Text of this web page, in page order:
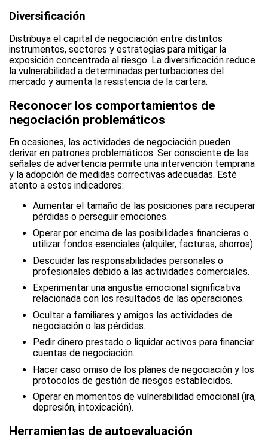
Diversificación
Distribuya el capital de negociación entre distintos
instrumentos, sectores y estrategias para mitigar la
exposición concentrada al riesgo. La diversificación reduce
la vulnerabilidad a determinadas perturbaciones del
mercado y aumenta la resistencia de la cartera.
Reconocer los comportamientos de
negociación problemáticos
En ocasiones, las actividades de negociación pueden
derivar en patrones problemáticos. Ser consciente de las
señales de advertencia permite una intervención temprana
y la adopción de medidas correctivas adecuadas. Esté
atento a estos indicadores:
Aumentar el tamaño de las posiciones para recuperar
pérdidas o perseguir emociones.
Operar por encima de las posibilidades financieras o
utilizar fondos esenciales (alquiler, facturas, ahorros).
Descuidar las responsabilidades personales o
profesionales debido a las actividades comerciales.
Experimentar una angustia emocional significativa
relacionada con los resultados de las operaciones.
Ocultar a familiares y amigos las actividades de
negociación o las pérdidas.
Pedir dinero prestado o liquidar activos para financiar
cuentas de negociación.
Hacer caso omiso de los planes de negociación y los
protocolos de gestión de riesgos establecidos.
Operar en momentos de vulnerabilidad emocional (ira,
depresión, intoxicación).
Herramientas de autoevaluación